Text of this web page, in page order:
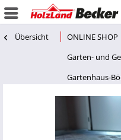
Übersicht ONLINE SHOP
Garten- und
Gartenhaus-